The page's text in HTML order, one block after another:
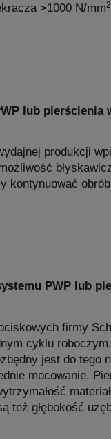
>1000 N/mm2
lub pierścienia
produkcji
kontynuować
PWP lub
firmy
cyklu
jest do tego
mocowanie.
też głębokość